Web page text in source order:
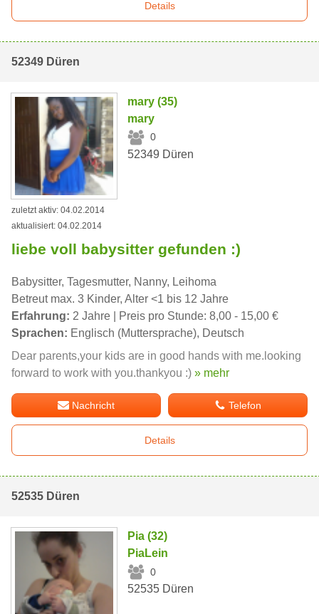
Details
52349 Düren
mary (35)
mary
0
52349 Düren
zuletzt aktiv: 04.02.2014
aktualisiert: 04.02.2014
liebe voll babysitter gefunden :)
Babysitter, Tagesmutter, Nanny, Leihoma
Betreut max. 3 Kinder, Alter <1 bis 12 Jahre
Erfahrung: 2 Jahre | Preis pro Stunde: 8,00 - 15,00 €
Sprachen: Englisch (Muttersprache), Deutsch
Dear parents,your kids are in good hands with me.looking
forward to work with you.thankyou :) » mehr
Nachricht Telefon
Details
52535 Düren
Pia (32)
PiaLein
0
52535 Düren